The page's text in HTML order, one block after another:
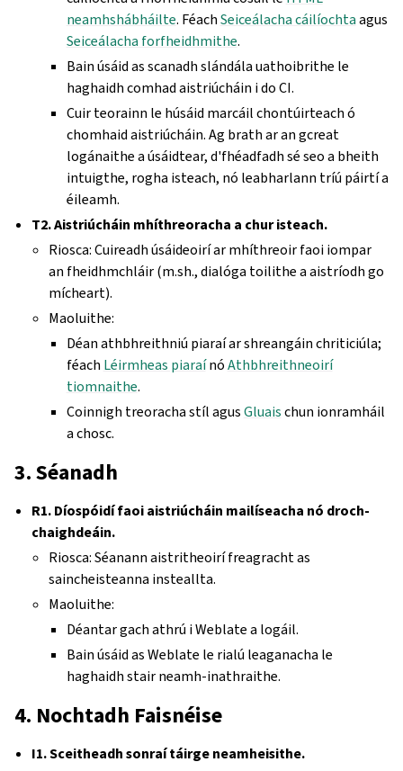
neamhshábháilte. FéachSeiceálacha cáilíochtaagus
Seiceálacha forfheidhmithe.
Bain úsáid as scanadh slándála uathoibrithe le
haghaidh comhad aistriúcháin i do CI.
Cuir teorainn le húsáid marcáil chontúirteach ó
chomhaid aistriúcháin. Ag brath ar an gcreat
logánaithe a úsáidtear, d'fhéadfadh sé seo a bheith
intuigthe, rogha isteach, nó leabharlann tríú páirtí a
éileamh.
T2. Aistriúcháin mhíthreoracha a chur isteach.
Riosca: Cuireadh úsáideoirí ar mhíthreoir faoi iompar
an fheidhmchláir (m.sh., dialóga toilithe a aistríodh go
mícheart).
Maoluithe:
Déan athbhreithniú piaraí ar shreangáin chriticiúla;
féach Léirmheas piaraínóAthbhreithneoirí
tiomnaithe.
Coinnigh treoracha stíl agusGluaischun ionramháil
a chosc.
3. Séanadh
R1. Díospóidí faoi aistriúcháin mailíseacha nó droch-
chaighdeáin.
Riosca: Séanann aistritheoirí freagracht as
saincheisteanna insteallta.
Maoluithe:
Déantar gach athrú i Weblate a logáil.
Bain úsáid as Weblate le rialú leaganacha le
haghaidh stair neamh-inathraithe.
4. Nochtadh Faisnéise
I1. Sceitheadh sonraí táirge neamheisithe.